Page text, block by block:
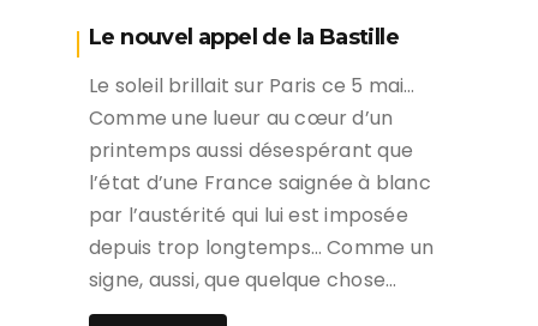
Le nouvel appel de la Bastille
Le soleil brillait sur Paris ce 5 mai…
Comme une lueur au cœur d’un
printemps aussi désespérant que
l’état d’une France saignée à blanc
par l’austérité qui lui est imposée
depuis trop longtemps… Comme un
signe, aussi, que quelque chose…